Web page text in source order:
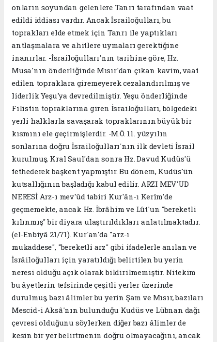
onların soyundan gelenlere Tanrı tarafından vaat
edildi iddiası vardır. Ancak İsrailoğulları, bu
toprakları elde etmek için Tanrı ile yaptıkları
antlaşmalara ve ahitlere uymaları gerektiğine
inanırlar. -İsrailoğulları'nın tarihine göre, Hz.
Musa'nın önderliğinde Mısır'dan çıkan kavim, vaat
edilen topraklara giremeyerek cezalandırılmış ve
liderlik Yeşu'ya devredilmiştir. Yeşu önderliğinde
Filistin topraklarına giren İsrailoğulları, bölgedeki
yerli halklarla savaşarak topraklarının büyük bir
kısmını ele geçirmişlerdir. -M.Ö. 11. yüzyılın
sonlarına doğru İsrailoğulları'nın ilk devleti İsrail
kurulmuş, Kral Saul'dan sonra Hz. Davud Kudüs'ü
fethederek başkent yapmıştır. Bu dönem, Kudüs'ün
kutsallığının başladığı kabul edilir. ARZI MEV'UD
NERESİ Arz-ı mev'ûd tabiri Kur'ân-ı Kerîm'de
geçmemekte, ancak Hz. İbrâhim ve Lût'un "bereketli
kılınmış" bir diyara ulaştırıldıkları anlatılmaktadır.
(el-Enbiyâ 21/71). Kur'an'da "arz-ı
mukaddese", "bereketli arz" gibi ifadelerle anılan ve
İsrâiloğulları için yaratıldığı belirtilen bu yerin
neresi olduğu açık olarak bildirilmemiştir. Nitekim
bu âyetlerin tefsirinde çeşitli yerler üzerinde
durulmuş, bazı âlimler bu yerin Şam ve Mısır, bazıları
Mescid-i Aksâ'nın bulunduğu Kudüs ve Lübnan dağı
çevresi olduğunu söylerken diğer bazı âlimler de
kesin bir yer belirtmenin doğru olmayacağını, ancak